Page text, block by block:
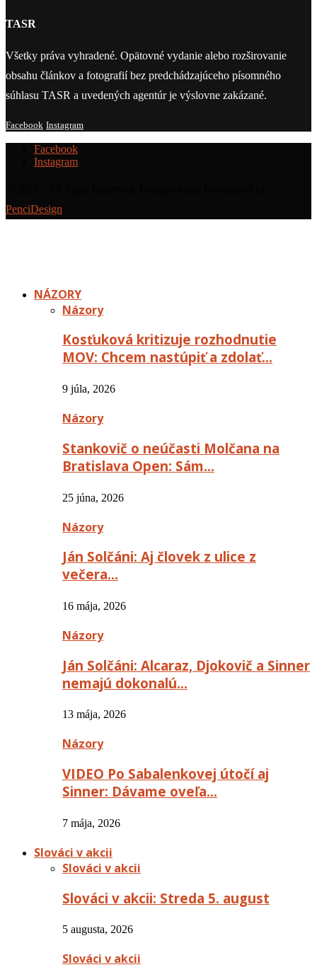
TASR
Všetky práva vyhradené. Opätovné vydanie alebo rozširovanie
obsahu článkov a fotografií bez predchádzajúceho písomného
súhlasu TASR a uvedených agentúr je výslovne zakázané.
Facebook Instagram
Facebook
Instagram
PenciDesign
NÁZORY
Názory
Kosťuková kritizuje rozhodnutie
MOV: Chcem nastúpiť a zdolať…
9 júla, 2026
Názory
Stankovič o neúčasti Molčana na
Bratislava Open: Sám…
25 júna, 2026
Názory
Ján Solčáni: Aj človek z ulice z
večera…
16 mája, 2026
Názory
Ján Solčáni: Alcaraz, Djokovič a Sinner
nemajú dokonalú…
13 mája, 2026
Názory
VIDEO Po Sabalenkovej útočí aj
Sinner: Dávame oveľa…
7 mája, 2026
Slováci v akcii
Slováci v akcii
Slováci v akcii: Streda 5. august
5 augusta, 2026
Slováci v akcii